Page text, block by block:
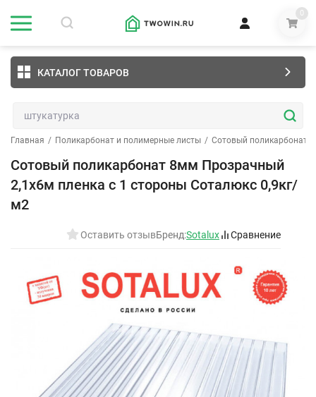
0
КАТАЛОГ ТОВАРОВ
Главная / Поликарбонат и полимерные листы / Сотовый поликарбонат
Сотовый поликарбонат 8мм Прозрачный
2,1х6м пленка с 1 стороны Соталюкс 0,9кг/
м2
Оставить отзывБренд:Sotalux Сравнение